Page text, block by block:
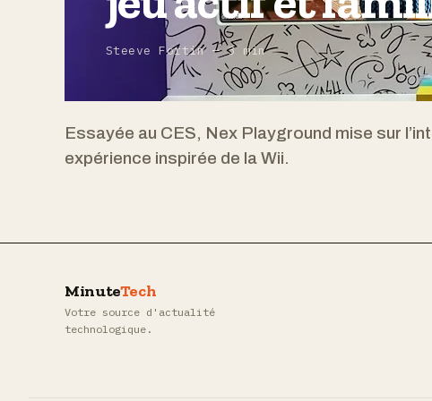
Steeve Fortin — 3 min
Essayée au CES, Nex Playground mise sur
expérience inspirée de la Wii.
MinuteTech
Votre source d'actualité
technologique.